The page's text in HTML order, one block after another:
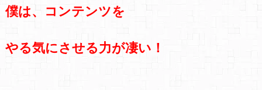
僕は、コンテンツを
やる気にさせる力が凄い！